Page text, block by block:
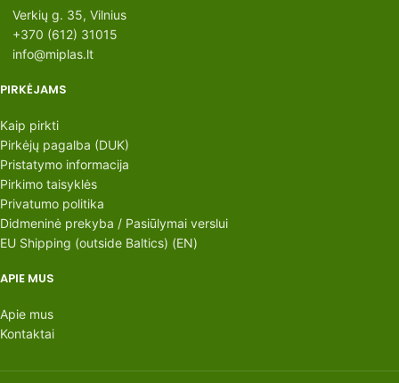
Verkių g. 35, Vilnius
+370 (612) 31015
info@miplas.lt
PIRKĖJAMS
Kaip pirkti
Pirkėjų pagalba (DUK)
Pristatymo informacija
Pirkimo taisyklės
Privatumo politika
Didmeninė prekyba / Pasiūlymai verslui
EU Shipping (outside Baltics) (EN)
APIE MUS
Apie mus
Kontaktai